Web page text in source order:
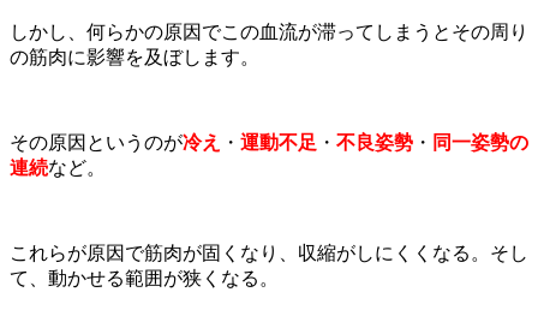
しかし、何らかの原因でこの血流が滞ってしまうとその周り
の筋肉に影響を及ぼします。
その原因というのが冷え ・ 運動不足 ・ 不良姿勢 ・ 同一姿勢の
連続など。
これらが原因で筋肉が固くなり、収縮がしにくくなる。そし
て、動かせる範囲が狭くなる。